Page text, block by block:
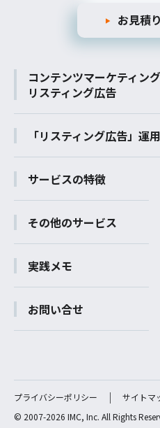
お見積
コンテンツマーケティン
リスティング広告
「リスティング広告」運
サービスの特徴
その他のサービス
実践メモ
お問い合せ
プライバシーポリシー
サイトマ
© 2007-2026 IMC, Inc. All Rights